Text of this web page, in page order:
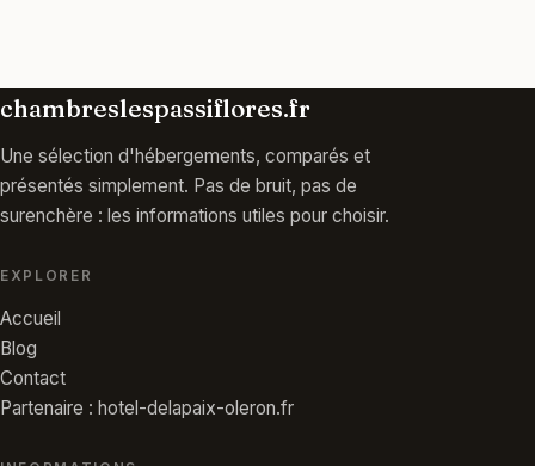
chambreslespassiflores.fr
Une sélection d'hébergements, comparés et
présentés simplement. Pas de bruit, pas de
surenchère : les informations utiles pour choisir.
EXPLORER
Accueil
Blog
Contact
Partenaire : hotel-delapaix-oleron.fr